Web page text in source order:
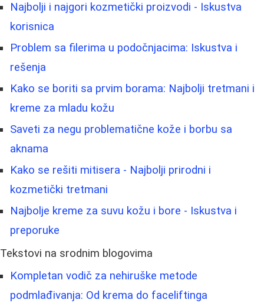
Najbolji i najgori kozmetički proizvodi - Iskustva
korisnica
Problem sa filerima u podočnjacima: Iskustva i
rešenja
Kako se boriti sa prvim borama: Najbolji tretmani i
kreme za mladu kožu
Saveti za negu problematične kože i borbu sa
aknama
Kako se rešiti mitisera - Najbolji prirodni i
kozmetički tretmani
Najbolje kreme za suvu kožu i bore - Iskustva i
preporuke
Tekstovi na srodnim blogovima
Kompletan vodič za nehiruške metode
podmlađivanja: Od krema do faceliftinga